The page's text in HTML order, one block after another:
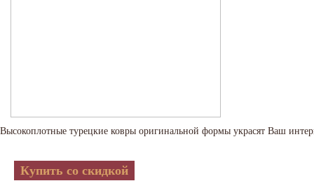
Высокоплотные турецкие ковры оригинальной формы украсят Ваш
Купить со скидкой